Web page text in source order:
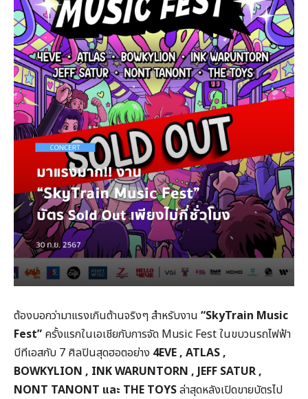
ต้องบอกว่ามาแรงเกินต้านจริงๆ สำหรับงาน “SkyTrain Music
Fest” ครั้งแรกในเอเชียกับการจัด Music Fest ในขบวนรถไฟฟ้า
บีทีเอสกับ 7 ศิลปินสุดฮอตอย่าง 4EVE , ATLAS ,
BOWKYLION , INK WARUNTORN , JEFF SATUR ,
NONT TANONT และ THE TOYSล่าสุดหลังเปิดขายบัตรไป